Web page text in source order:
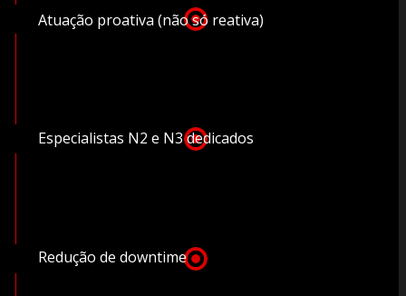
Atuação proativa (não só reativa)
Especialistas N2 e N3 dedicados
Redução de downtime